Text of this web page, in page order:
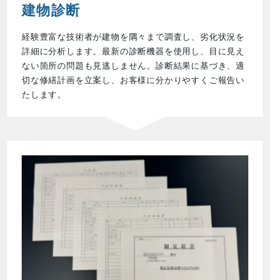
建物診断
経験豊富な技術者が建物を隅々まで調査し、劣化状況を
詳細に分析します。最新の診断機器を使用し、目に見え
ない箇所の問題も見逃しません。診断結果に基づき、適
切な修繕計画を立案し、お客様に分かりやすくご報告い
たします。